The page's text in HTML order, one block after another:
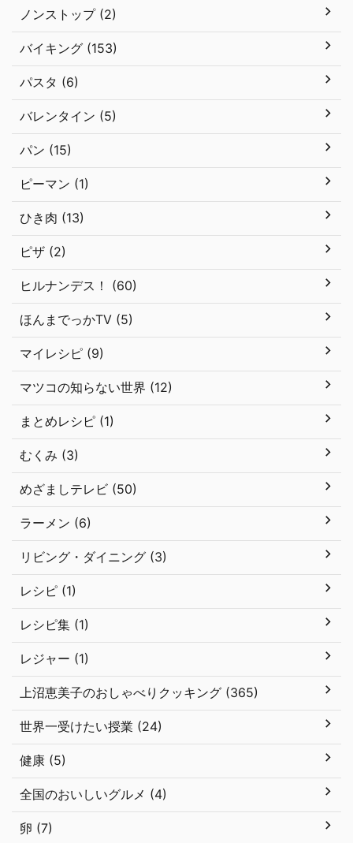
ノンストップ (2)
バイキング (153)
パスタ (6)
バレンタイン (5)
パン (15)
ピーマン (1)
ひき肉 (13)
ピザ (2)
ヒルナンデス！ (60)
ほんまでっかTV (5)
マイレシピ (9)
マツコの知らない世界 (12)
まとめレシピ (1)
むくみ (3)
めざましテレビ (50)
ラーメン (6)
リビング・ダイニング (3)
レシピ (1)
レシピ集 (1)
レジャー (1)
上沼恵美子のおしゃべりクッキング (365)
世界一受けたい授業 (24)
健康 (5)
全国のおいしいグルメ (4)
卵 (7)